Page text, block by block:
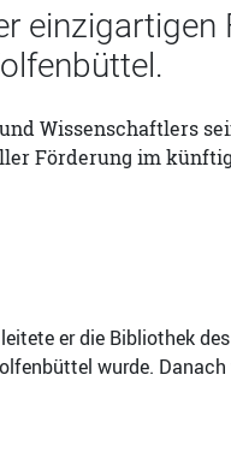
einzigartigen
Wissenschaftlers
Förderung im
er die Bibliothek
wurde.